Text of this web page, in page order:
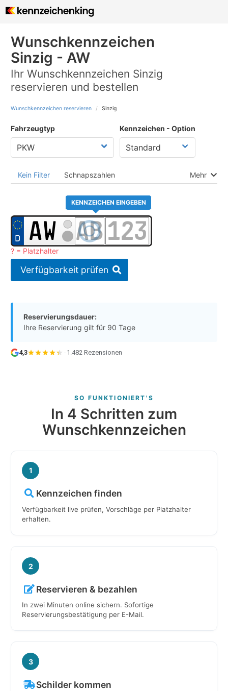
Wunschkennzeichen
Sinzig - AW
Ihr Wunschkennzeichen Sinzig
reservieren und bestellen
Wunschkennzeichen reservieren Sinzig
Fahrzeugtyp Kennzeichen - Option
Kein Filter Schnapszahlen Mehr
KENNZEICHEN EINGEBEN
? = Platzhalter
Verfügbarkeit prüfen
Reservierungsdauer:
Ihre Reservierung gilt für 90 Tage
4,3 · 1.482 Rezensionen
SO FUNKTIONIERT'S
In 4 Schritten zum
Wunschkennzeichen
1
Kennzeichen finden
Verfügbarkeit live prüfen, Vorschläge per Platzhalter
erhalten.
2
Reservieren & bezahlen
In zwei Minuten online sichern. Sofortige
Reservierungsbestätigung per E-Mail.
3
Schilder kommen